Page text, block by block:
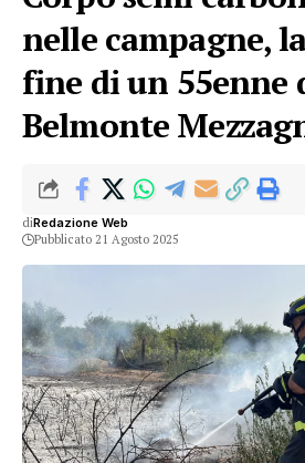
nelle campagne,
fine di un 55enne
Belmonte
diRedazione Web
Pubblicato 21 Agosto 2025